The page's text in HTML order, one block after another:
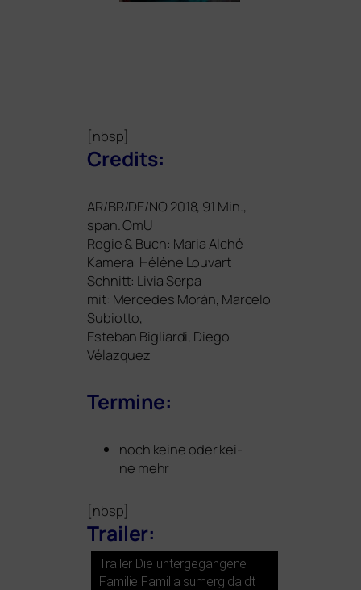
[nbsp]
Credits:
AR/BR/DE/NO 2018, 91 Min.,
span. OmU
Regie& Buch: Maria Alché
Kamera: Hélène Louvart
Schnitt: Livia Serpa
mit: Mercedes Morán, Marcelo
Subiotto,
Esteban Bigliardi, Diego
Vélazquez
Termine:
noch kei­ne oder kei­
ne mehr
[nbsp]
Trailer:
Trailer Die unter­ge­gan­ge­ne
Familie Familia sum­er­gi­da dt